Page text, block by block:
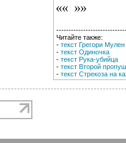
Читайте также:
- текст Грегори
- текст Одиночка
- текст Рука-убийца
- текст Второй
- текст Стрекоза на